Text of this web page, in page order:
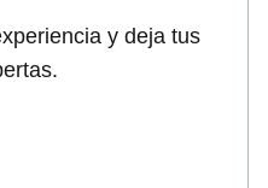
y deja tus